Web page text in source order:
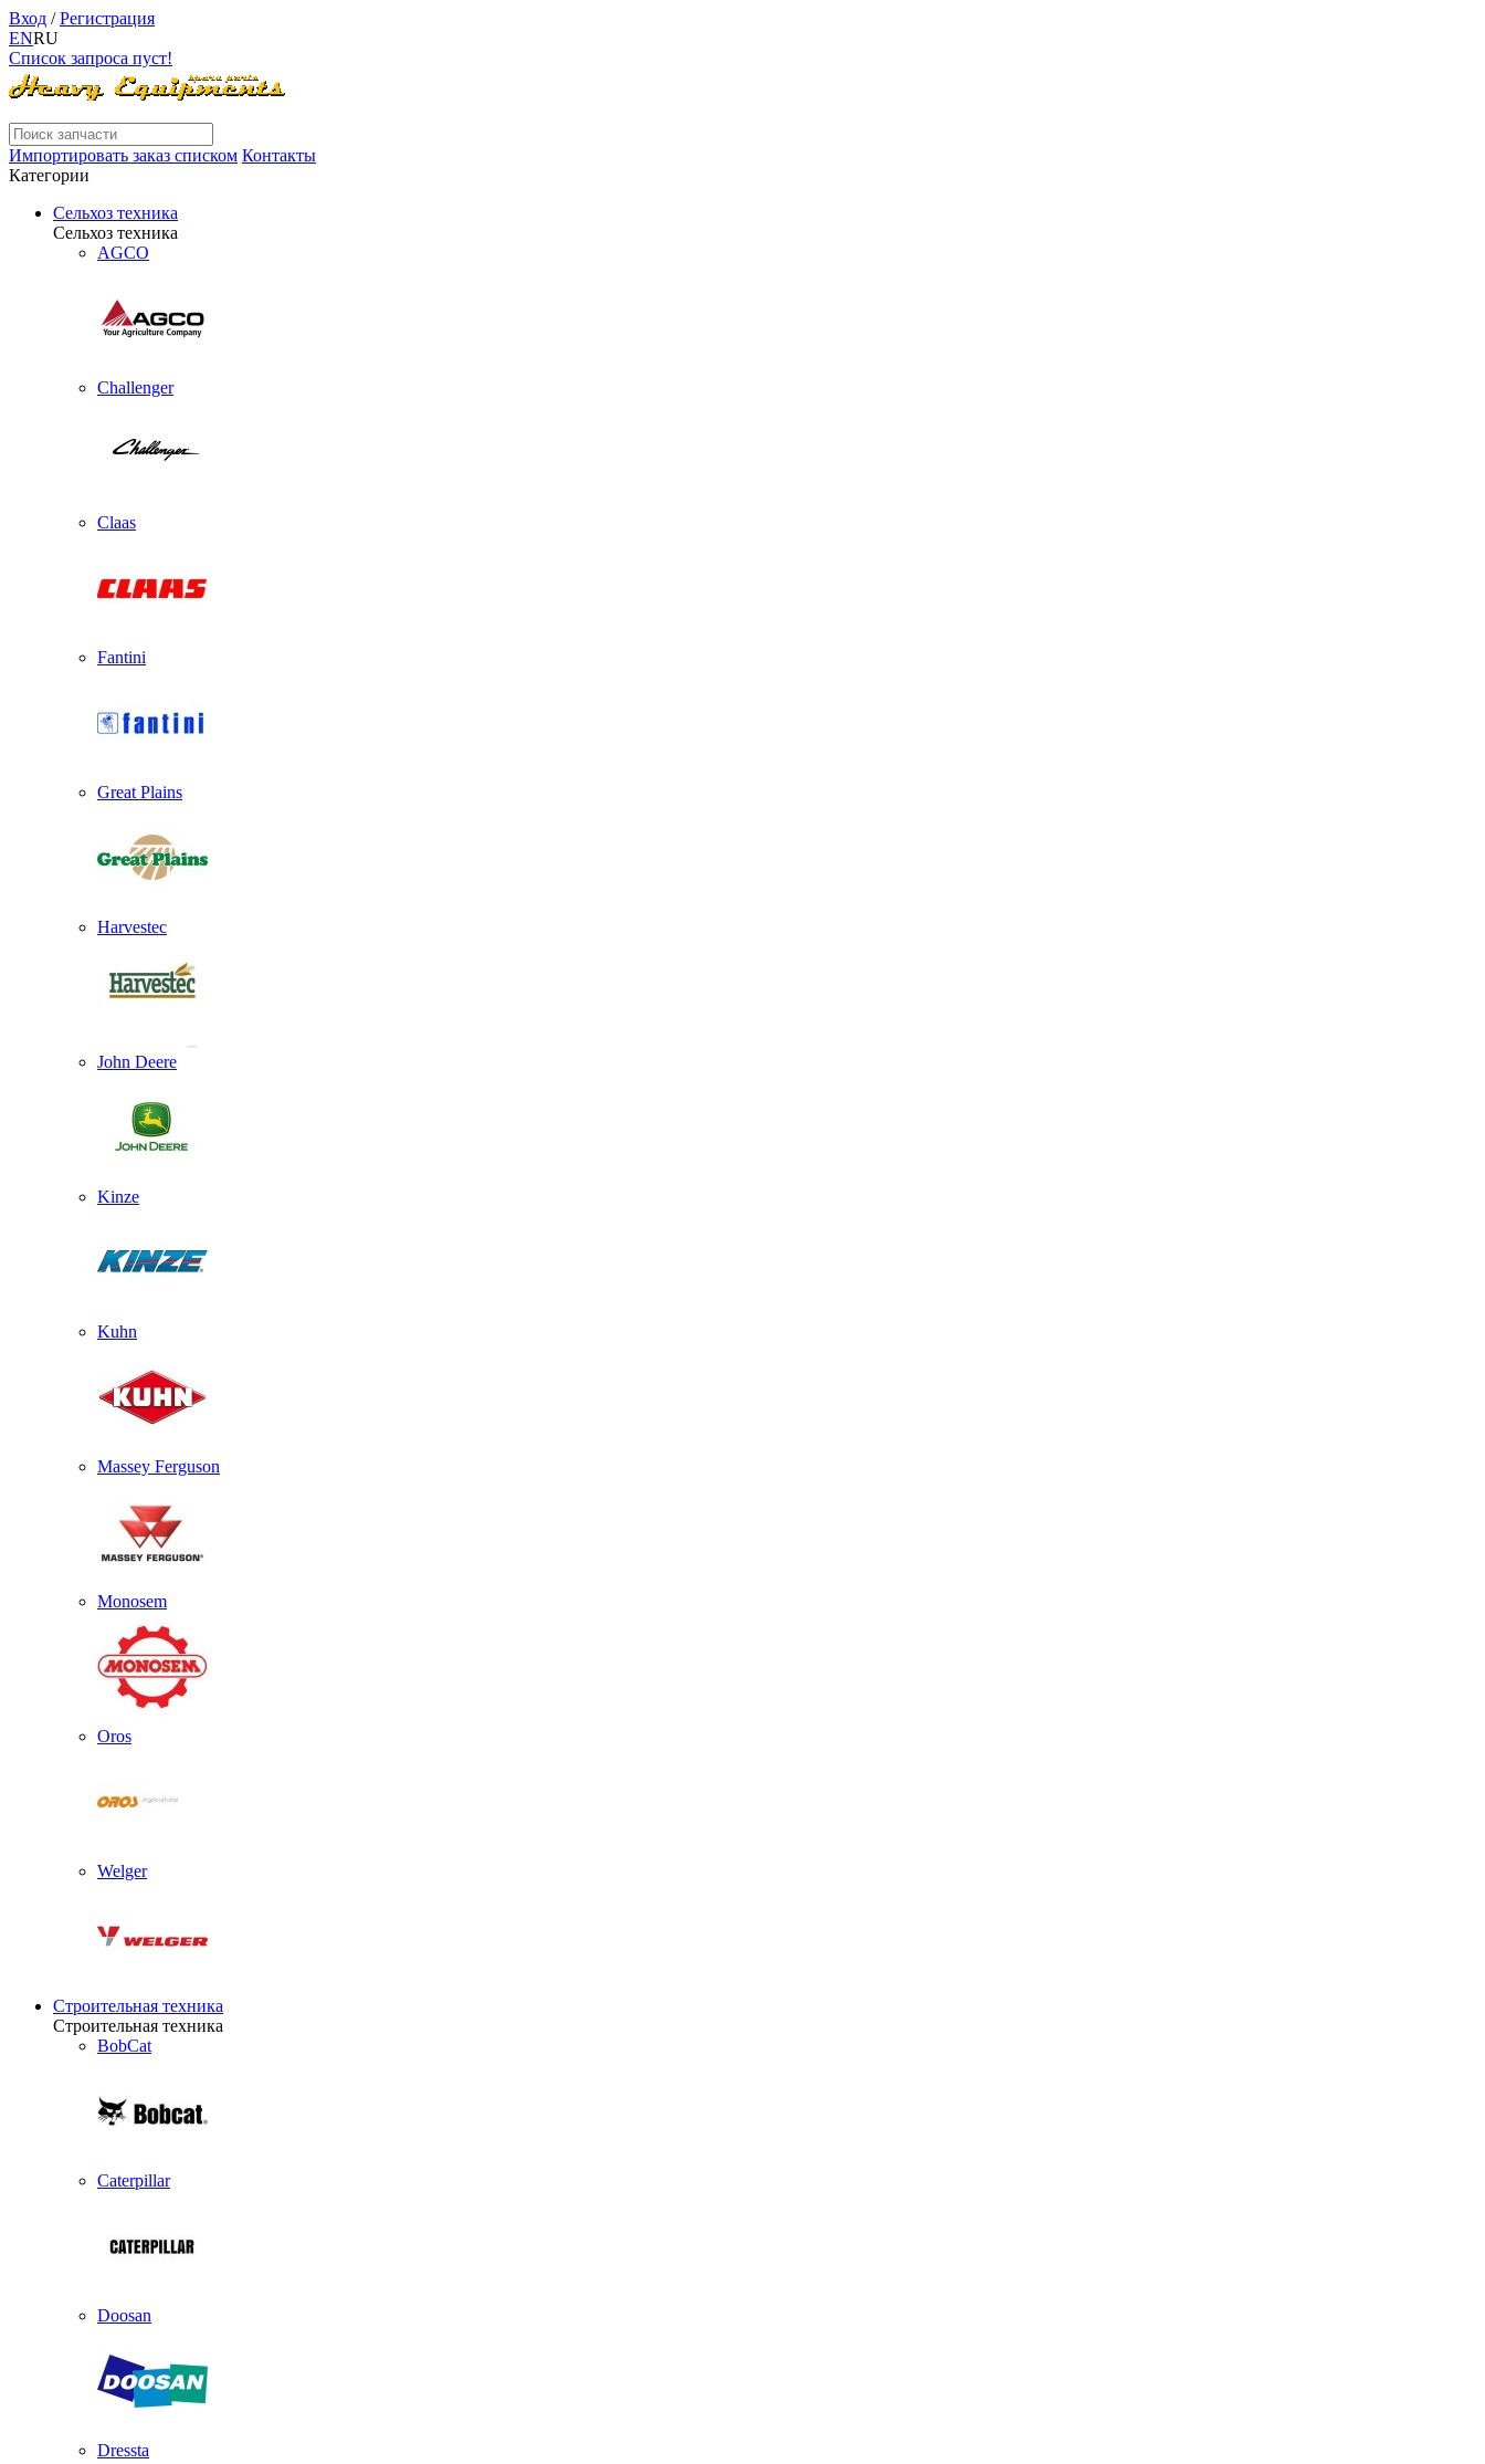
Вход /Регистрация
ENRU
Список запроса пуст!
Импортировать заказ списком Контакты
Категории
Сельхоз техника
Сельхоз техника
AGCO
Challenger
Claas
Fantini
Great Plains
Harvestec
John Deere
Kinze
Kuhn
Massey Ferguson
Monosem
Oros
Welger
Строительная техника
Строительная техника
BobCat
Caterpillar
Doosan
Dressta